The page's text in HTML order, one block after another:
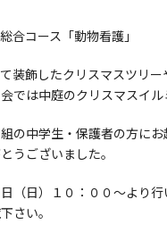
ース「動物看護」
装飾したクリスマスツリー
では中庭のクリスマスイル
の中学生・保護者の方にお
うございました。
（日）１０：００～より行
さい。